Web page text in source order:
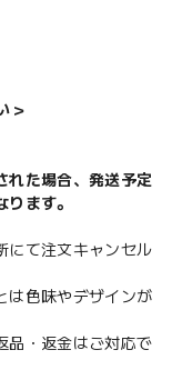
＞
れた場合、発送予定
ます。
にて注文キャンセル
は色味やデザインが
品・返金はご対応で